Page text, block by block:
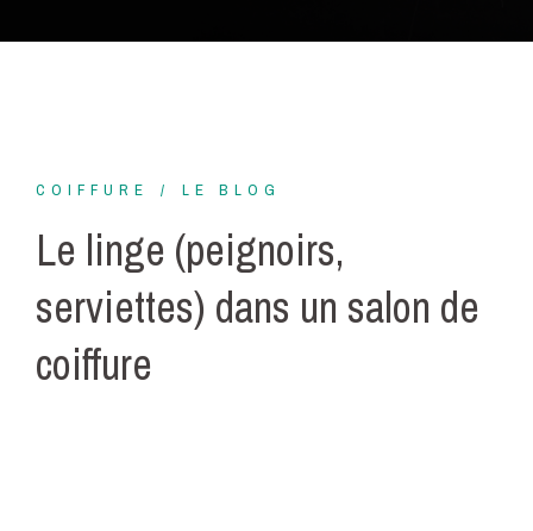
COIFFURE LE BLOG
Le linge (peignoirs,
serviettes) dans un salon de
coiffure